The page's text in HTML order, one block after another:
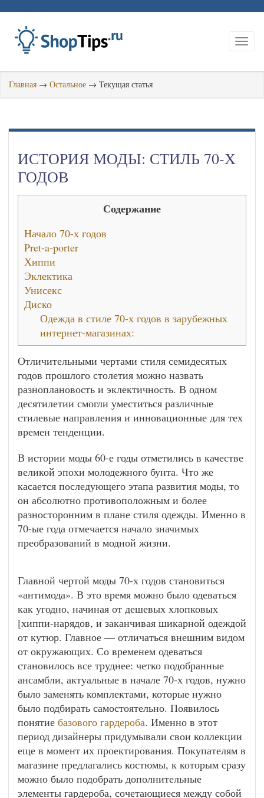
Главная → Остальное → Текущая статья
ИСТОРИЯ МОДЫ: СТИЛЬ 70-Х
ГОДОВ
Содержание
Начало 70-х годов
Pret-a-porter
Хиппи
Эклектика
Унисекс
Диско
Одежда в стиле 70-х годов в зарубежных
интернет-магазинах:
Отличительными чертами стиля семидесятых
годов прошлого столетия можно назвать
разноплановость и эклектичность. В одном
десятилетии смогли уместиться различные
стилевые направления и инновационные для тех
времен тенденции.
В истории моды 60-е годы отметились в качестве
великой эпохи молодежного бунта. Что же
касается последующего этапа развития моды, то
он абсолютно противоположным и более
разносторонним в плане стиля одежды. Именно в
70-ые года отмечается начало значимых
преобразований в модной жизни.
Главной чертой моды 70-х годов становиться
«антимода». В это время можно было одеваться
как угодно, начиная от дешевых хлопковых
[хиппи-нарядов, и заканчивая шикарной одеждой
от кутюр. Главное — отличаться внешним видом
от окружающих. Со временем одеваться
становилось все труднее: четко подобранные
ансамбли, актуальные в начале 70-х годов, нужно
было заменять комплектами, которые нужно
было подбирать самостоятельно. Появилось
понятие базового гардероба. Именно в этот
период дизайнеры придумывали свои коллекции
еще в момент их проектирования. Покупателям в
магазине предлагались костюмы, к которым сразу
можно было подобрать дополнительные
элементы гардероба, сочетающиеся между собой